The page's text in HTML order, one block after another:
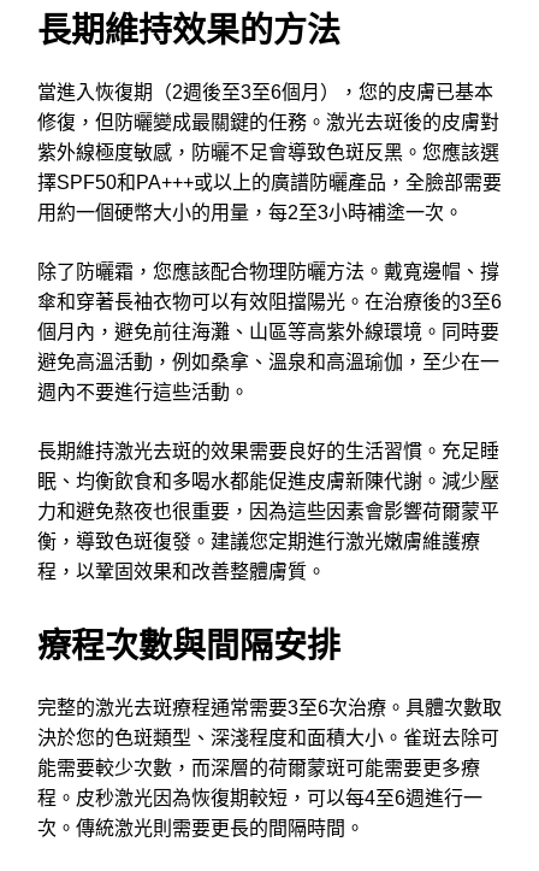
長期維持效果的方法
當進入恢復期（2週後至3至6個月），您的皮膚已基本
修復，但防曬變成最關鍵的任務。激光去斑後的皮膚對
紫外線極度敏感，防曬不足會導致色斑反黑。您應該選
擇SPF50和PA+++或以上的廣譜防曬產品，全臉部需要
用約一個硬幣大小的用量，每2至3小時補塗一次。
除了防曬霜，您應該配合物理防曬方法。戴寬邊帽、撐
傘和穿著長袖衣物可以有效阻擋陽光。在治療後的3至6
個月內，避免前往海灘、山區等高紫外線環境。同時要
避免高溫活動，例如桑拿、溫泉和高溫瑜伽，至少在一
週內不要進行這些活動。
長期維持激光去斑的效果需要良好的生活習慣。充足睡
眠、均衡飲食和多喝水都能促進皮膚新陳代謝。減少壓
力和避免熬夜也很重要，因為這些因素會影響荷爾蒙平
衡，導致色斑復發。建議您定期進行激光嫩膚維護療
程，以鞏固效果和改善整體膚質。
療程次數與間隔安排
完整的激光去斑療程通常需要3至6次治療。具體次數取
決於您的色斑類型、深淺程度和面積大小。雀斑去除可
能需要較少次數，而深層的荷爾蒙斑可能需要更多療
程。皮秒激光因為恢復期較短，可以每4至6週進行一
次。傳統激光則需要更長的間隔時間。